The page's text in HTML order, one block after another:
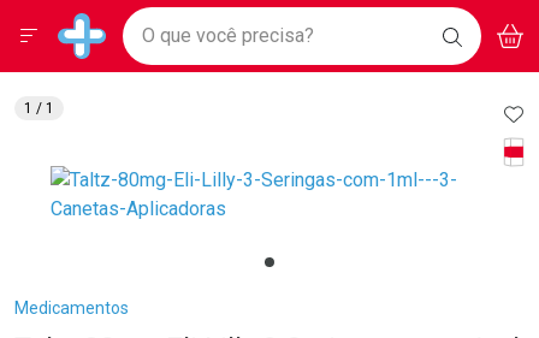
Drogarias Pacheco
Baixe nosso APP e aproveite Ofertas Exclusivas!
BAIXE
O APP
Ir direto para a home
pela página
Ir direto para o conteúdo
Ir direto para a busca
Ir direto para a conta
Ir direto para a notificações
Ir direto para o carrinho
Ir direto para o menu
Faça a sua busca
O que você precisa? BUSCAR
Menu
Breadcrumb
Medicamentos
1 / 1